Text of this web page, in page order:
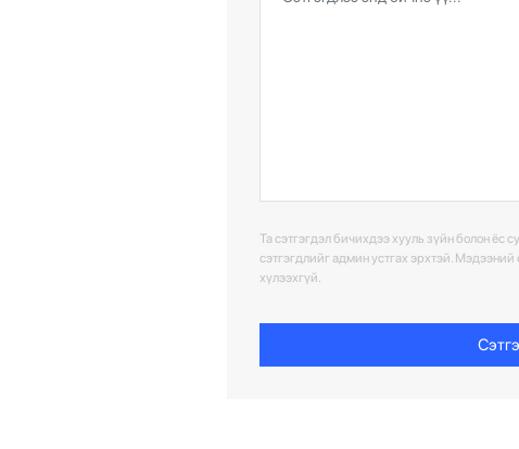
Та сэтгэгдэл бичихдээ хууль зүйн болон ёс
сэтгэгдлийг админ устгах эрхтэй.
хүлээхгүй.